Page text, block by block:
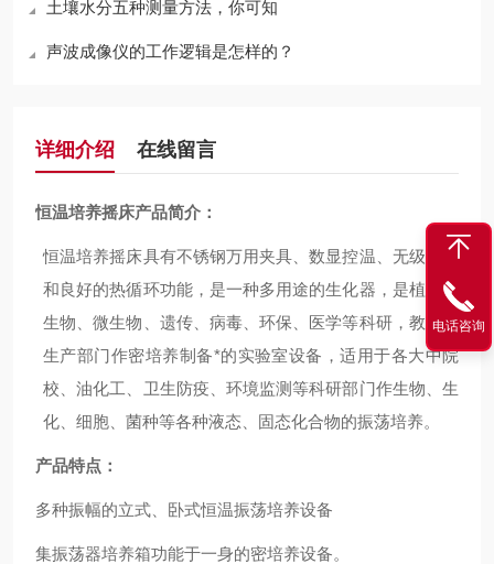
土壤水分五种测量方法，你可知
声波成像仪的工作逻辑是怎样的？
详细介绍 在线留言
恒温培养摇床产品简介：
恒温培养摇床具有不锈钢万用夹具、数显控温、无级调速
和良好的热循环功能，是一种多用途的生化器，是植物、
生物、微生物、遗传、病毒、环保、医学等科研，教育和
生产部门作密培养制备*的实验室设备，适用于各大中院
校、油化工、卫生防疫、环境监测等科研部门作生物、生
化、细胞、菌种等各种液态、固态化合物的振荡培养。
产品特点：
多种振幅的立式、卧式恒温振荡培养设备
集振荡器培养箱功能于一身的密培养设备。
电话咨询